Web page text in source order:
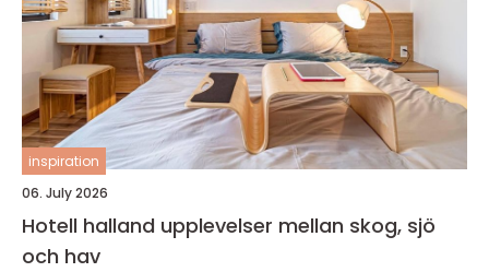
inspiration
06. July 2026
Hotell halland upplevelser mellan skog, sjö
och hav